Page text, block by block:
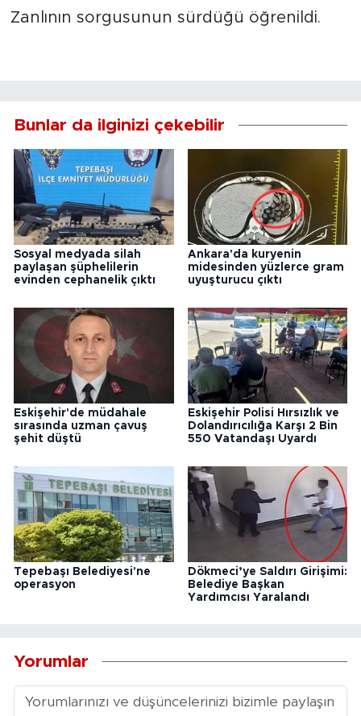
Zanlının sorgusunun sürdüğü öğrenildi.
Bunlar da ilginizi çekebilir
Sosyal medyada silah
paylaşan şüphelilerin
evinden cephanelik çıktı
Ankara'da kuryenin
midesinden yüzlerce gram
uyuşturucu çıktı
Eskişehir'de müdahale
sırasında uzman çavuş
şehit düştü
Eskişehir Polisi Hırsızlık ve
Dolandırıcılığa Karşı 2 Bin
550 Vatandaşı Uyardı
Tepebaşı Belediyesi'ne
operasyon
Dökmeci’ye Saldırı Girişimi:
Belediye Başkan
Yardımcısı Yaralandı
Yorumlar